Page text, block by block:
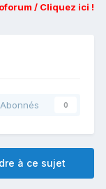
/ Cliquez ici !
Abonnés 0
à ce sujet